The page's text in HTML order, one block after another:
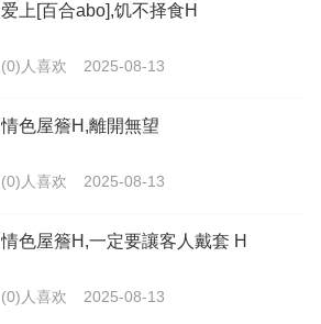
爱上[百合abo],饥不择食H
(0)人喜欢 2025-08-13
情色屋簷H,離開無望
(0)人喜欢 2025-08-13
情色屋簷H,一定要讓客人戴套 H
(0)人喜欢 2025-08-13